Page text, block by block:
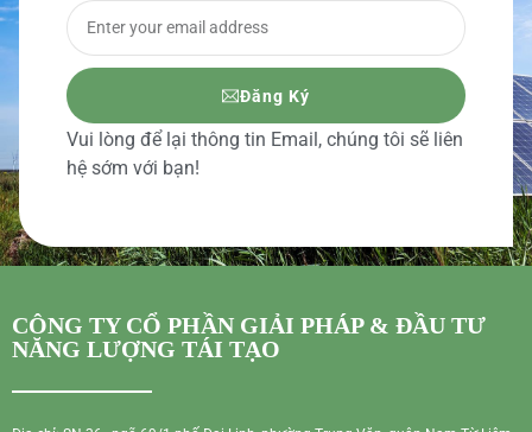
Đăng Ký
Vui lòng để lại thông tin Email, chúng tôi sẽ liên
hệ sớm với bạn!
CÔNG TY CỔ PHẦN GIẢI PHÁP & ĐẦU TƯ
NĂNG LƯỢNG TÁI TẠO